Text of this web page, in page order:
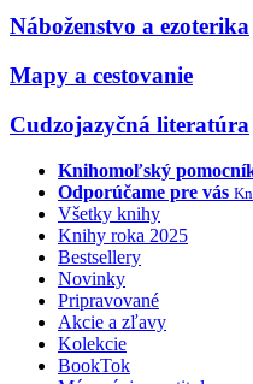
Náboženstvo a ezoterika
Mapy a cestovanie
Cudzojazyčná literatúra
Knihomoľský
Odporúčame pre vás
Všetky knihy
Knihy roka 2025
Bestsellery
Novinky
Pripravované
Akcie a zľavy
Kolekcie
BookTok